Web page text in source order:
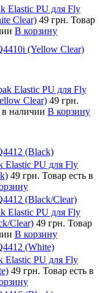
Elastic PU для Fly
Clear) 49 грн. Товар
В корзину
(Yellow Clear)
Elastic PU для Fly
Clear) 49 грн.
в наличии В корзину
(Black)
Elastic PU для Fly
49 грн. Товар есть в
(Black/Clear)
Elastic PU для Fly
Clear) 49 грн. Товар
В корзину
(White)
Elastic PU для Fly
49 грн. Товар есть в